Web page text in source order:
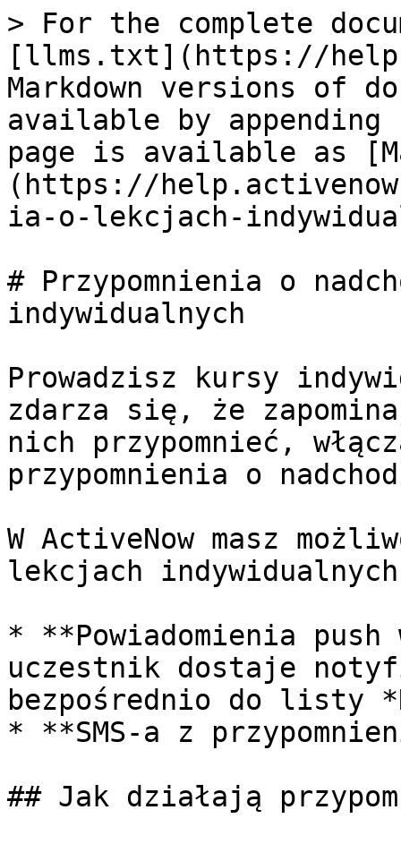
> For the complete
[llms.txt](https://
Markdown versions of
available by
page is available as
(https://
ia-o-lekcjach-
# Przypomnienia o
indywidualnych
Prowadzisz kursy
zdarza się, że
nich przypomnieć,
przypomnienia o
W ActiveNow masz
lekcjach
* **Powiadomienia
uczestnik dostaje
bezpośrednio do listy
* **SMS-a z
## Jak działają